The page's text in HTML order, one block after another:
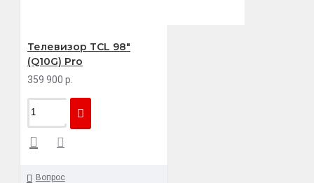
Телевизор TCL 98"
(Q10G) Pro
359 900 р.
Вопрос